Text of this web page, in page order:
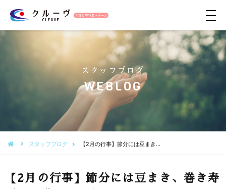
メ
ュ
ー
スタッフブログ
WEBLOG
スタッフブログ 【2月の行事】節分には豆まき…
【2月の行事】節分には豆まき、巻き寿